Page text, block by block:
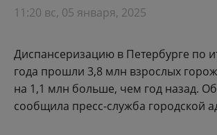
11:20 вс, 05 января, 2025
Диспансеризацию в Петербурге по
года прошли 3,8 млн взрослых
на 1,1 млн больше, чем год назад.
сообщила пресс-служба городской